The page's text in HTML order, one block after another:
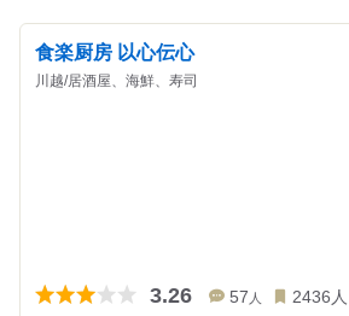
食楽厨房 以心伝心
川越/居酒屋、海鮮、寿司
3.26 57 人 2436 人